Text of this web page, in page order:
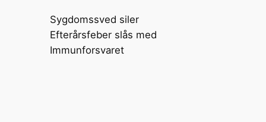
Sygdomssved siler
Efterårsfeber slås med
Immunforsvaret